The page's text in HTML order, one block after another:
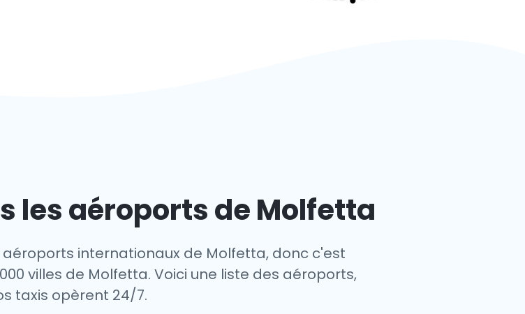
les aéroports de Molfetta
internationaux de Molfetta, donc c'est
villes de Molfetta. Voici une liste des aéroports,
taxis opèrent 24/7.